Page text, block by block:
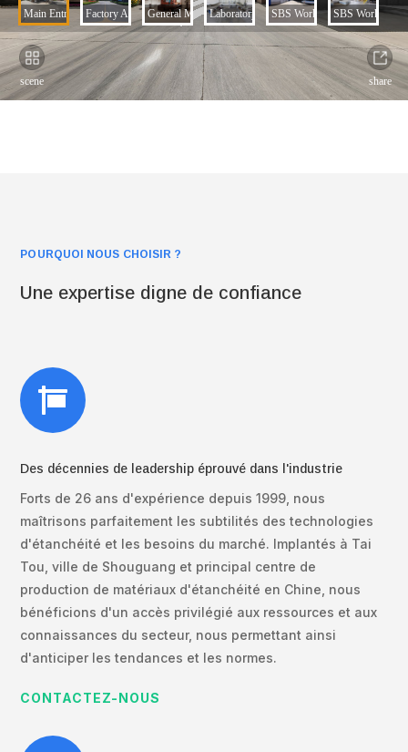
POURQUOI NOUS CHOISIR ?
Une expertise digne de confiance

Des décennies de leadership éprouvé dans l'industrie
Forts de 26 ans d'expérience depuis 1999, nous
maîtrisons parfaitement les subtilités des technologies
d'étanchéité et les besoins du marché. Implantés à Tai
Tou, ville de Shouguang et principal centre de
production de matériaux d'étanchéité en Chine, nous
bénéficions d'un accès privilégié aux ressources et aux
connaissances du secteur, nous permettant ainsi
d'anticiper les tendances et les normes.
CONTACTEZ-NOUS